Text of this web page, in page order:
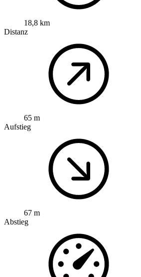
18,8 km
Distanz
65 m
Aufstieg
67 m
Abstieg